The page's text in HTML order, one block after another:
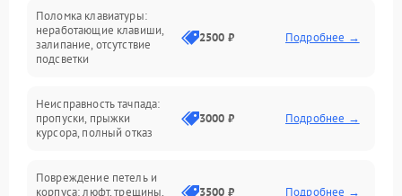
Интерфейсные проблемы
Батарея
Сеть и интернет
Поломка клавиатуры:
неработающие клавиши,
залипание, отсутствие
подсветки
2500 ₽ Подробнее →
Неисправность тачпада:
пропуски, прыжки
курсора, полный отказ
3000 ₽ Подробнее →
Повреждение петель и
корпуса: люфт, трещины,
3500 ₽ Подробнее →